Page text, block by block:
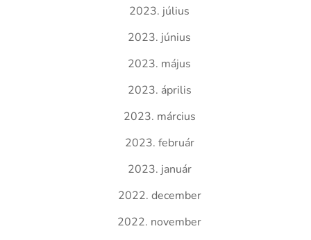
2023. július
2023. június
2023. május
2023. április
2023. március
2023. február
2023. január
2022. december
2022. november